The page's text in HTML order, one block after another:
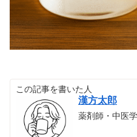
この記事を書いた人
漢方太郎
薬剤師・中医